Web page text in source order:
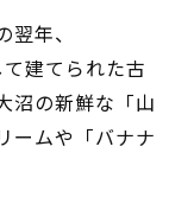
年、
建てられた古
沼の新鮮な「山
ームや「バナナ